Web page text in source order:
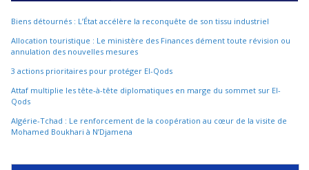
Biens détournés : L’État accélère la reconquête de son tissu industriel
Allocation touristique : Le ministère des Finances dément toute révision ou
annulation des nouvelles mesures
3 actions prioritaires pour protéger El-Qods
Attaf multiplie les tête-à-tête diplomatiques en marge du sommet sur El-
Qods
Algérie-Tchad : Le renforcement de la coopération au cœur de la visite de
Mohamed Boukhari à N’Djamena